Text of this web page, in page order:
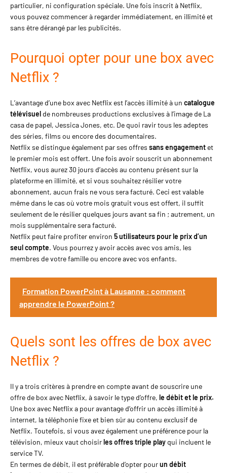
particulier, ni configuration spéciale. Une fois inscrit à Netflix,
vous pouvez commencer à regarder immédiatement, en illimité et
sans être dérangé par les publicités.
Pourquoi opter pour une box avec
Netflix ?
L’avantage d’une box avec Netflix est l’accès illimité à un catalogue
télévisuel de nombreuses productions exclusives à l’image de La
casa de papel, Jessica Jones, etc. De quoi ravir tous les adeptes
des séries, films ou encore des documentaires.
Netflix se distingue également par ses offres sans engagement et
le premier mois est offert. Une fois avoir souscrit un abonnement
Netflix, vous aurez 30 jours d’accès au contenu présent sur la
plateforme en illimité, et si vous souhaitez résilier votre
abonnement, aucun frais ne vous sera facturé. Ceci est valable
même dans le cas où votre mois gratuit vous est offert, il suffit
seulement de le résilier quelques jours avant sa fin ; autrement, un
mois supplémentaire sera facturé.
Netflix peut faire profiter environ 5 utilisateurs pour le prix d’un
seul compte. Vous pourrez y avoir accès avec vos amis, les
membres de votre famille ou encore avec vos enfants.
Formation PowerPoint à Lausanne : comment
apprendre le PowerPoint ?
Quels sont les offres de box avec
Netflix ?
Il y a trois critères à prendre en compte avant de souscrire une
offre de box avec Netflix, à savoir le type d’offre, le débit et le prix.
Une box avec Netflix a pour avantage d’offrir un accès illimité à
internet, la téléphonie fixe et bien sûr au contenu exclusif de
Netflix. Toutefois, si vous avez également une préférence pour la
télévision, mieux vaut choisirles offres triple play qui incluent le
service TV.
En termes de débit, il est préférable d’opter pourun débit